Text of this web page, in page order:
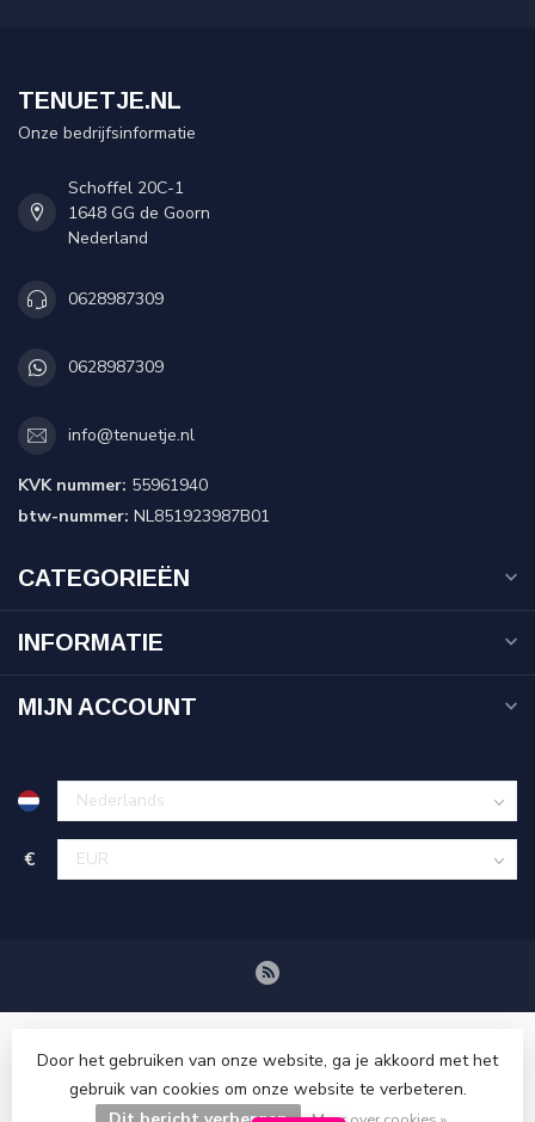
TENUETJE.NL
Onze bedrijfsinformatie
Schoffel 20C-1
1648 GG de Goorn
Nederland
0628987309
0628987309
info@tenuetje.nl
KVK nummer: 55961940
btw-nummer: NL851923987B01
CATEGORIEËN
INFORMATIE
MIJN ACCOUNT
€
© Copyright 2026 Tenuetje.nl
Door het gebruiken van onze website, ga je akkoord met het
gebruik van cookies om onze website te verbeteren.